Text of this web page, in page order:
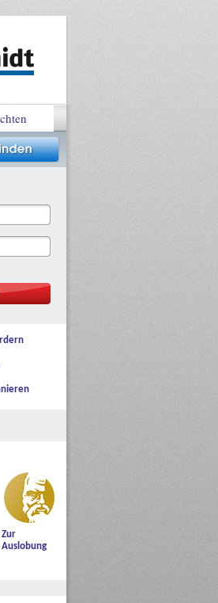
Zur
Auslobung